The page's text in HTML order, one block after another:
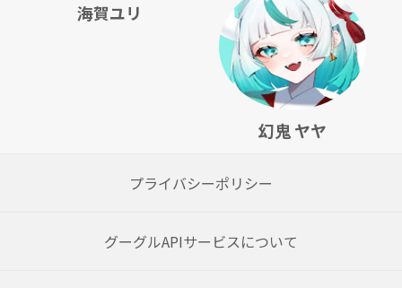
海賀ユリ
幻鬼 ヤヤ
プライバシーポリシー
グーグルAPIサービスについて